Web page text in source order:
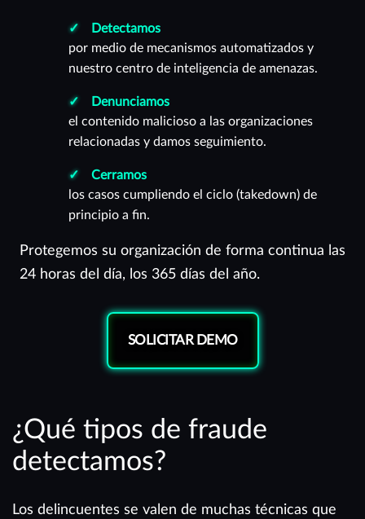
Detectamos
por medio de mecanismos automatizados y
nuestro centro de inteligencia de amenazas.
Denunciamos
el contenido malicioso a las organizaciones
relacionadas y damos seguimiento.
Cerramos
los casos cumpliendo el ciclo (takedown) de
principio a fin.
Protegemos su organización de forma continua las
24 horas del día, los 365 días del año.
SOLICITAR DEMO
¿Qué tipos de fraude
detectamos?
Los delincuentes se valen de muchas técnicas que